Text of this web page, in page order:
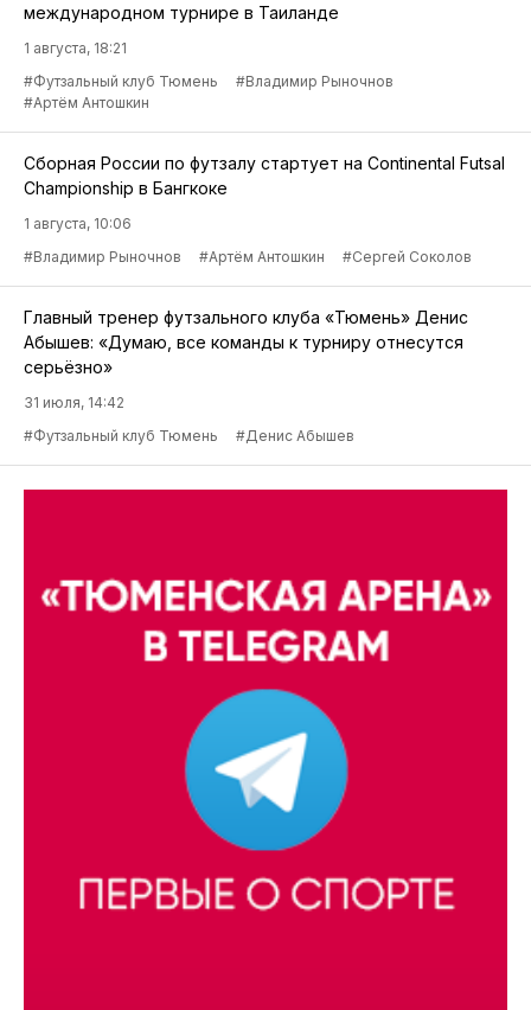
международном турнире в Таиланде
1 августа, 18:21
#Футзальный клуб Тюмень
#Владимир Рыночнов
#Артём Антошкин
Сборная России по футзалу стартует на Continental Futsal
Championship в Бангкоке
1 августа, 10:06
#Владимир Рыночнов
#Артём Антошкин #Сергей Соколов
Главный тренер футзального клуба «Тюмень» Денис
Абышев: «Думаю, все команды к турниру отнесутся
серьёзно»
31 июля, 14:42
#Футзальный клуб Тюмень
#Денис Абышев